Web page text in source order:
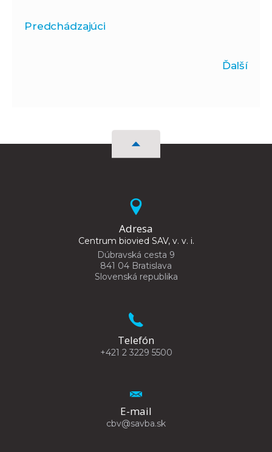
Predchádzajúci
Ďalší
Adresa
Centrum biovied SAV, v. v. i.
Dúbravská cesta 9
841 04 Bratislava
Slovenská republika
Telefón
+421 2 3229 5500
E-mail
cbv@savba.sk